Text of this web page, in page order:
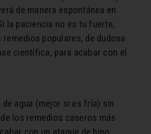
de manera espontánea en
la paciencia no es tu fuerte,
populares, de dudosa
científica, para acabar con el
agua (mejor si es fría) sin
los remedios caseros más
con un ataque de hipo.